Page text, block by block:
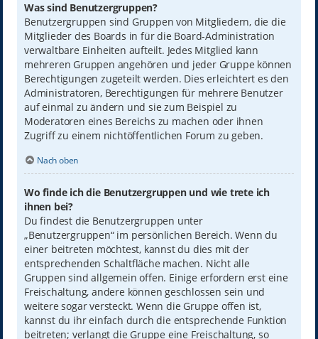
Was sind Benutzergruppen?
Benutzergruppen sind Gruppen von Mitgliedern, die die
Mitglieder des Boards in für die Board-Administration
verwaltbare Einheiten aufteilt. Jedes Mitglied kann
mehreren Gruppen angehören und jeder Gruppe können
Berechtigungen zugeteilt werden. Dies erleichtert es den
Administratoren, Berechtigungen für mehrere Benutzer
auf einmal zu ändern und sie zum Beispiel zu
Moderatoren eines Bereichs zu machen oder ihnen
Zugriff zu einem nichtöffentlichen Forum zu geben.
Nach oben
Wo finde ich die Benutzergruppen und wie trete ich
ihnen bei?
Du findest die Benutzergruppen unter
„Benutzergruppen“ im persönlichen Bereich. Wenn du
einer beitreten möchtest, kannst du dies mit der
entsprechenden Schaltfläche machen. Nicht alle
Gruppen sind allgemein offen. Einige erfordern erst eine
Freischaltung, andere können geschlossen sein und
weitere sogar versteckt. Wenn die Gruppe offen ist,
kannst du ihr einfach durch die entsprechende Funktion
beitreten; verlangt die Gruppe eine Freischaltung, so